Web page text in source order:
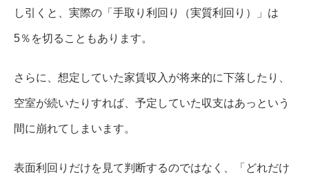
し引くと、実際の「手取り利回り（実質利回り）」は
5％を切ることもあります。
さらに、想定していた家賃収入が将来的に下落したり、
空室が続いたりすれば、予定していた収支はあっという
間に崩れてしまいます。
表面利回りだけを見て判断するのではなく、「どれだけ